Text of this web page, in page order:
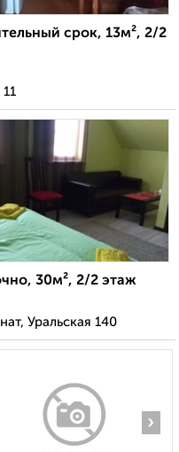
срок, 13м², 2/2
30м², 2/2 этаж
Уральская 140
›